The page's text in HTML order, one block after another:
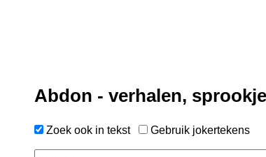
Abdon - verhalen,
Zoek ook in tekst Gebruik jokertekens